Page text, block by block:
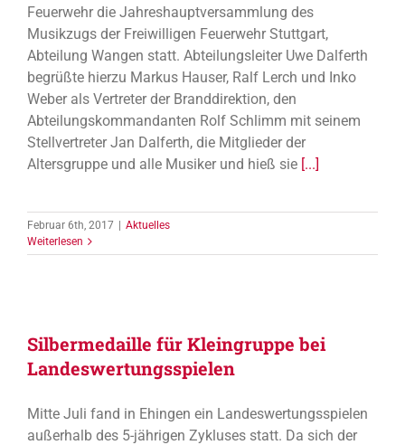
Feuerwehr die Jahreshauptversammlung des
Musikzugs der Freiwilligen Feuerwehr Stuttgart,
Abteilung Wangen statt. Abteilungsleiter Uwe Dalferth
begrüßte hierzu Markus Hauser, Ralf Lerch und Inko
Weber als Vertreter der Branddirektion, den
Abteilungskommandanten Rolf Schlimm mit seinem
Stellvertreter Jan Dalferth, die Mitglieder der
Altersgruppe und alle Musiker und hieß sie [...]
Februar 6th, 2017 | Aktuelles
Weiterlesen
Silbermedaille für Kleingruppe bei
Landeswertungsspielen
Mitte Juli fand in Ehingen ein Landeswertungsspielen
außerhalb des 5-jährigen Zykluses statt. Da sich der